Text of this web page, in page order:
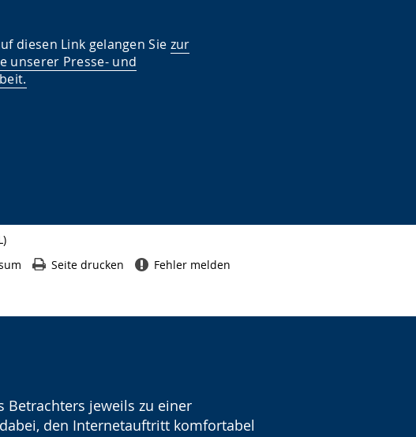
Betrachters jeweils zu einer
den Internetauftritt komfortabel
diesen Link gelangen Sie zur
unserer Presse- und
.
Seite drucken Fehler melden